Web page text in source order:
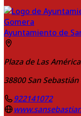
Ayuntamiento de
Plaza de Las
38800 San
922141072